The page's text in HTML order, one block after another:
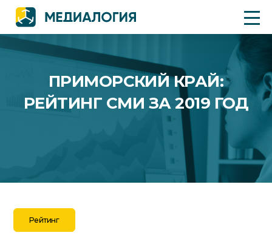
ПРИМОРСКИЙ КРАЙ:
РЕЙТИНГ СМИ ЗА 2019 ГОД
Рейтинг